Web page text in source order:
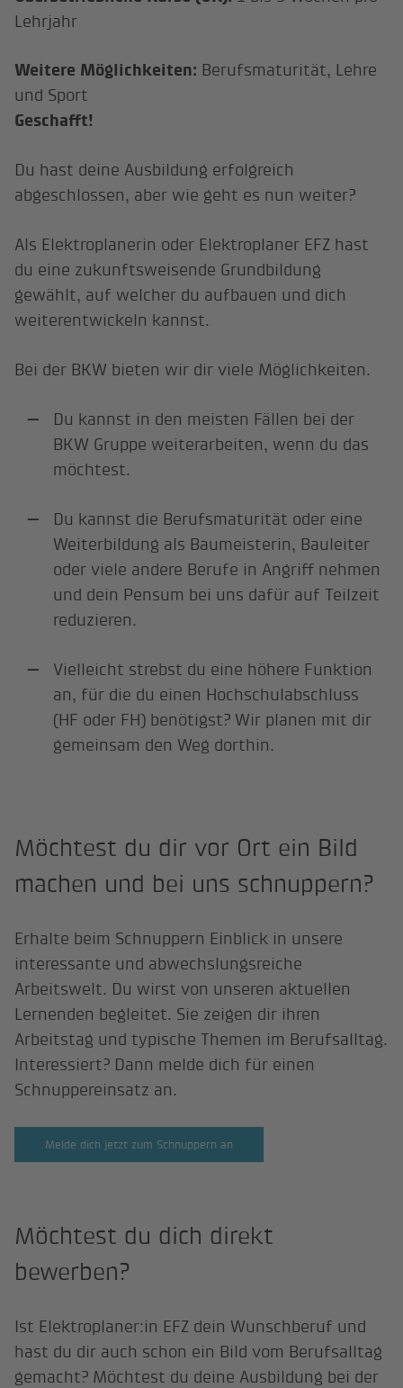
Lehrjahr
Weitere Möglichkeiten: Berufsmaturität, Lehre
und Sport
Geschafft!
Du hast deine Ausbildung erfolgreich
abgeschlossen, aber wie geht es nun weiter?
Als Elektroplanerin oder Elektroplaner EFZ hast
du eine zukunftsweisende Grundbildung
gewählt, auf welcher du aufbauen und dich
weiterentwickeln kannst.
Bei der BKW bieten wir dir viele Möglichkeiten.
Du kannst in den meisten Fällen bei der
BKW Gruppe weiterarbeiten, wenn du das
möchtest.
Du kannst die Berufsmaturität oder eine
Weiterbildung als Baumeisterin, Bauleiter
oder viele andere Berufe in Angriff nehmen
und dein Pensum bei uns dafür auf Teilzeit
reduzieren.
Vielleicht strebst du eine höhere Funktion
an, für die du einen Hochschulabschluss
(HF oder FH) benötigst? Wir planen mit dir
gemeinsam den Weg dorthin.
Möchtest du dir vor Ort ein Bild
machen und bei uns schnuppern?
Erhalte beim Schnuppern Einblick in unsere
interessante und abwechslungsreiche
Arbeitswelt. Du wirst von unseren aktuellen
Lernenden begleitet. Sie zeigen dir ihren
Arbeitstag und typische Themen im Berufsalltag.
Interessiert? Dann melde dich für einen
Schnuppereinsatz an.
Melde dich jetzt zum Schnuppern an
Möchtest du dich direkt
bewerben?
Ist Elektroplaner:in EFZ dein Wunschberuf und
hast du dir auch schon ein Bild vom Berufsalltag
gemacht? Möchtest du deine Ausbildung bei der